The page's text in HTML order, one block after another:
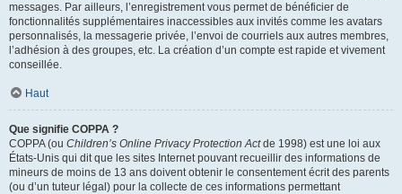
messages. Par ailleurs, l’enregistrement vous permet de bénéficier de
fonctionnalités supplémentaires inaccessibles aux invités comme les avatars
personnalisés, la messagerie privée, l’envoi de courriels aux autres membres,
l’adhésion à des groupes, etc. La création d’un compte est rapide et vivement
conseillée.
Haut
Que signifie COPPA ?
COPPA (ou Children’s Online Privacy Protection Actde 1998) est une loi aux
États-Unis qui dit que les sites Internet pouvant recueillir des informations de
mineurs de moins de 13 ans doivent obtenir le consentement écrit des parents
(ou d’un tuteur légal) pour la collecte de ces informations permettant